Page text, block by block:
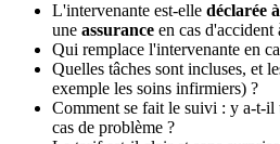
L'intervenante est-elle déclarée
une assurance en cas d'accident
Qui remplace l'intervenante en
Quelles tâches sont incluses, et
exemple les soins infirmiers) ?
Comment se fait le suivi : y a-t-
cas de problème ?